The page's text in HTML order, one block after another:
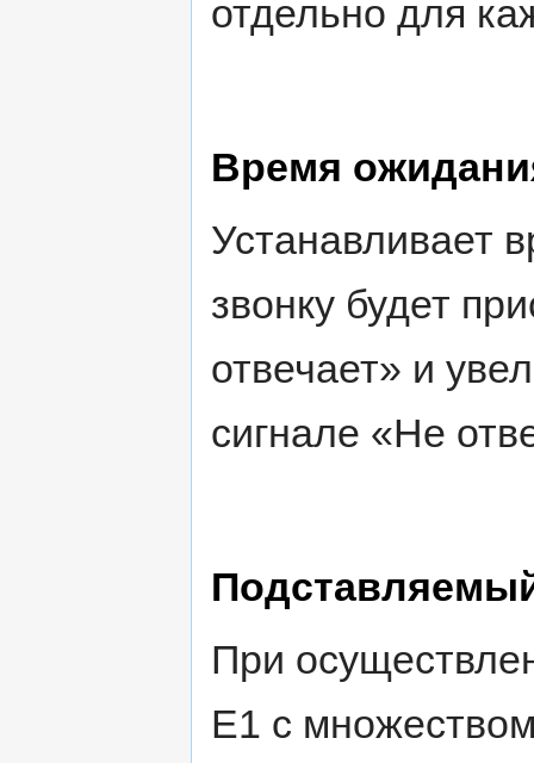
отдельно для
Время
Устанавливает
звонку будет
отвечает» и
сигнале «Не
При
E1 с